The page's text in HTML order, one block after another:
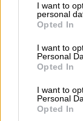
not limited to
grant or deny
use your data
consent section.
I want to
personal
Opted In
I want to
Personal
Opted In
I want to
Personal
Opted In
Λονδίνο,
άλλες
χιλιάδες
Μεσογείου.
Η